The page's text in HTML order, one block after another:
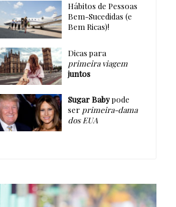
Hábitos de Pessoas
Bem-Sucedidas (e
Bem Ricas)!
Dicas para
primeira viagem
juntos
Sugar Babypode
ser primeira-dama
dos EUA